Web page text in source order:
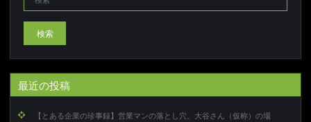
検索
最近の投稿
【とある企業の珍事録】営業マンの落とし穴。大谷さん（仮称）の場